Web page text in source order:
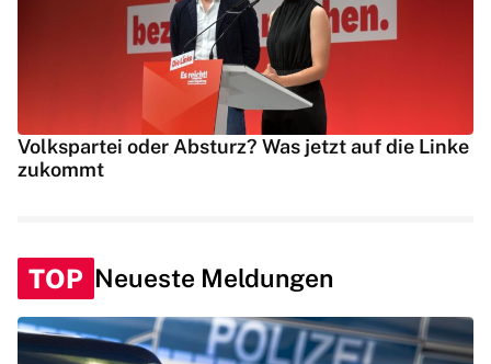
Volkspartei oder Absturz? Was jetzt auf die Linke
zukommt
TOP Neueste Meldungen